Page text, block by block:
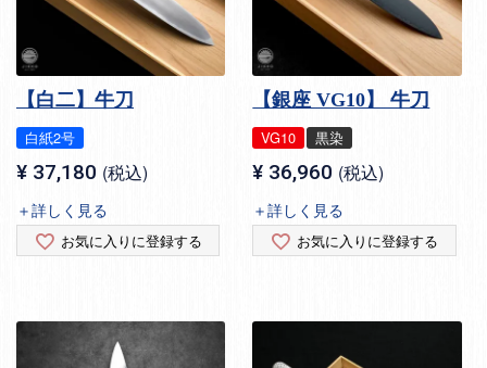
【白二】牛刀
白紙2号
¥ 37,180 税込
＋詳しく見る
お気に入りに登録する
【銀座 VG10】 牛刀
VG10 黒染
¥ 36,960 税込
＋詳しく見る
お気に入りに登録する